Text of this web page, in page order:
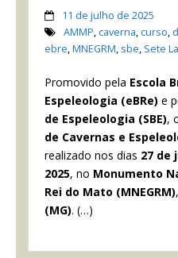
11 de julho de 2025
AMMP, caverna, curso,
ebre,MNEGRM, sbe, Sete
Promovido pela Escola
Espeleologia (eBRe) e
de Espeleologia (SBE),
de Cavernas e
realizado nos dias 27 de
2025, no Monumento
Rei do Mato (MNEGRM)
(MG). (…)